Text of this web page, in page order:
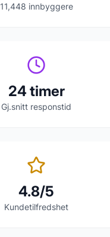
11,448 innbyggere
24 timer
Gj.snitt responstid
4.8/5
Kundetilfredshet